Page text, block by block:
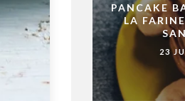
PANCAKE
LA
23